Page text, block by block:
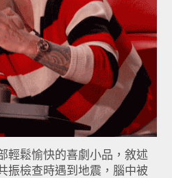
輕鬆愉快的喜劇小品，敘述
振檢查時遇到地震，腦中被